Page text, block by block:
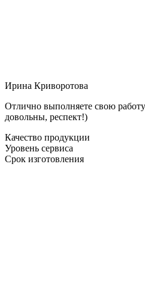
Ирина Криворотова
Отлично выполняете свою
довольны, респект!)
Качество продукции
Уровень сервиса
Срок изготовления